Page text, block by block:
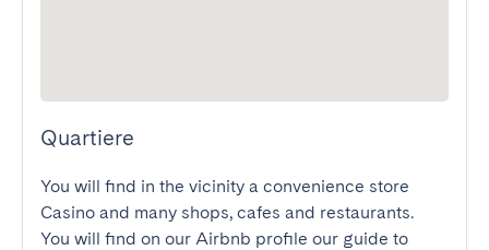
Quartiere
You will find in the vicinity a convenience store
Casino and many shops, cafes and restaurants.
You will find on our Airbnb profile our guide to